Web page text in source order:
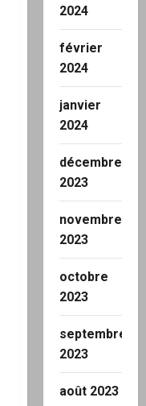
researchers-
2024
février
2024
janvier
2024
décembre
2023
novembre
2023
octobre
2023
septembre
2023
août 2023